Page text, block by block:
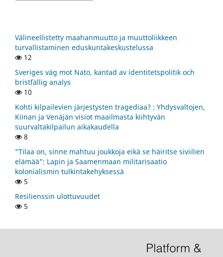
Välineellistetty maahanmuutto ja muuttoliikkeen
turvallistaminen eduskuntakeskustelussa
12
Sveriges väg mot Nato, kantad av identitetspolitik och
bristfällig analys
10
Kohti kilpailevien järjestysten tragediaa? : Yhdysvaltojen,
Kiinan ja Venäjän visiot maailmasta kiihtyvän
suurvaltakilpailun aikakaudella
8
”Tilaa on, sinne mahtuu joukkoja eikä se häiritse siviilien
elämää”: Lapin ja Saamenmaan militarisaatio
kolonialismin tulkintakehyksessä
5
Resilienssin ulottuvuudet
5